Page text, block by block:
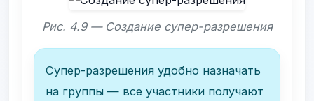
Рис. 4.9 — Создание супер-разрешения
Супер-разрешения удобно назначать
на группы — все участники получают